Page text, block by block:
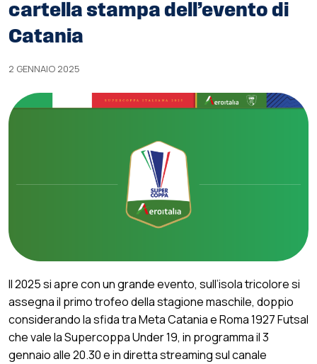
cartella stampa dell’evento di
Catania
2 GENNAIO 2025
Il 2025 si apre con un grande evento, sull’isola tricolore si
assegna il primo trofeo della stagione maschile, doppio
considerando la sfida tra Meta Catania e Roma 1927 Futsal
che vale la Supercoppa Under 19, in programma il 3
gennaio alle 20.30 e in diretta streaming sul canale